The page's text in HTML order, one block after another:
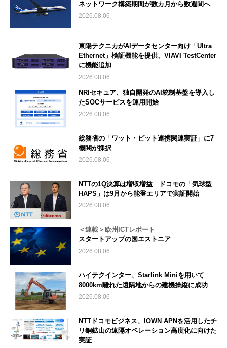
ネットワーク構築期間が数カ月から数週間へ
2026.08.06
東陽テクニカがAIデータセンター向け「Ultra
Ethernet」検証機能を提供、VIAVI TestCenter
に機能追加
2026.08.06
NRIセキュア、独自開発のAI統制基盤を導入し
たSOCサービスを運用開始
2026.08.06
総務省の「ワット・ビット連携関連実証」に7
機関が採択
2026.08.06
NTTの1Q決算は増収増益 ドコモの「気球型
HAPS」は9月から能登エリアで実証開始
2026.08.06
＜連載＞欧州ICTレポート
スタートアップの国エストニア
2026.08.06
ハイテクインター、Starlink Miniを用いて
8000km離れた遠隔地からの建機操縦に成功
2026.08.06
NTTドコモビジネス、IOWN APNを活用したチ
リ銅鉱山の遠隔オペレーション高度化に向けた
実証